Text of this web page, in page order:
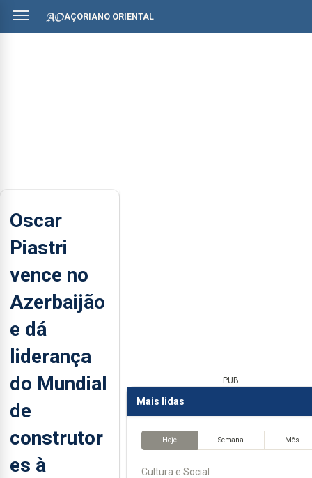
AÇORIANO ORIENTAL
Oscar
Piastri
vence no
Azerbaijão
e dá
liderança
do Mundial
de
construtor
es à
PUB
Mais lidas
Hoje Semana Mês
Cultura e Social